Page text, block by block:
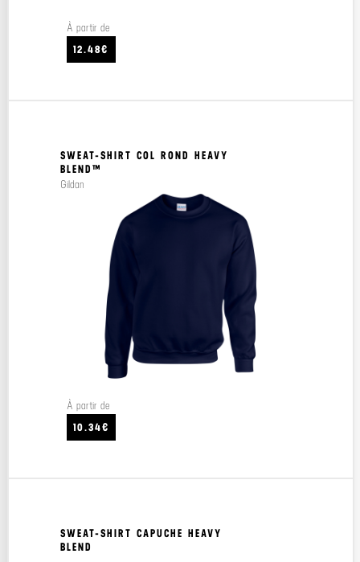
À partir de
12.48€
SWEAT-SHIRT COL ROND HEAVY
BLEND™
Gildan
À partir de
10.34€
SWEAT-SHIRT CAPUCHE HEAVY
BLEND